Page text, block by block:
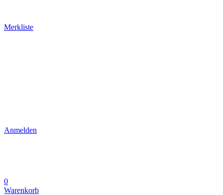
Merkliste
Anmelden
0
Warenkorb